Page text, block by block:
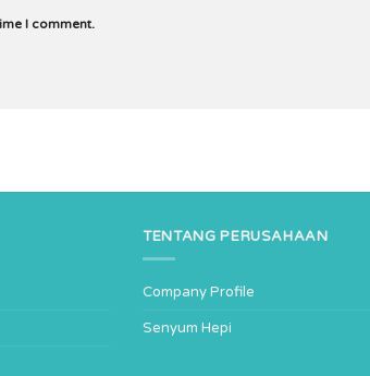
I comment.
TENTANG PERUSAHAAN
Company Profile
Senyum Hepi